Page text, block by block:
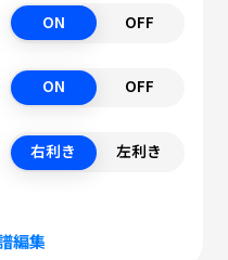
ON OFF
ON OFF
右利き 左利き
編集